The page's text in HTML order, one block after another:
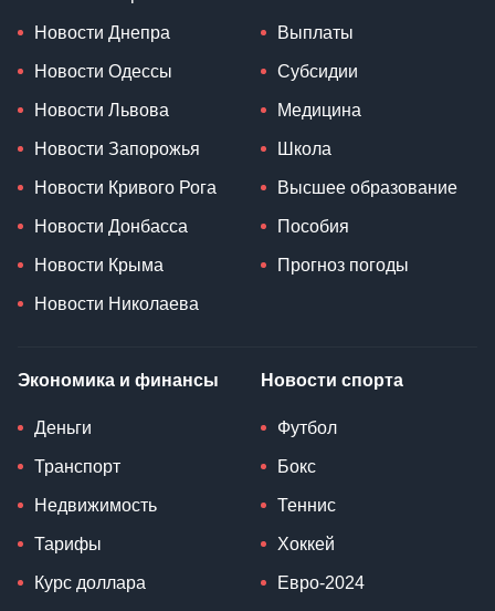
Новости Днепра
Новости Одессы
Новости Львова
Новости Запорожья
Новости Кривого Рога
Новости Донбасса
Новости Крыма
Новости Николаева
Выплаты
Субсидии
Медицина
Школа
Высшее образование
Пособия
Прогноз погоды
Экономика и финансы
Деньги
Транспорт
Недвижимость
Тарифы
Курс доллара
Новости спорта
Футбол
Бокс
Теннис
Хоккей
Евро-2024